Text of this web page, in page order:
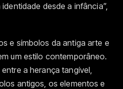
desde a infância”,
e símbolos da antiga arte e
um estilo contemporâneo.
a herança tangível,
antigos, os elementos e